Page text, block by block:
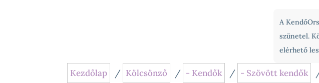
A
szünetel.
elérhető
Kezdőlap / Kölcsönző / - Kendők / - Szövött kendők